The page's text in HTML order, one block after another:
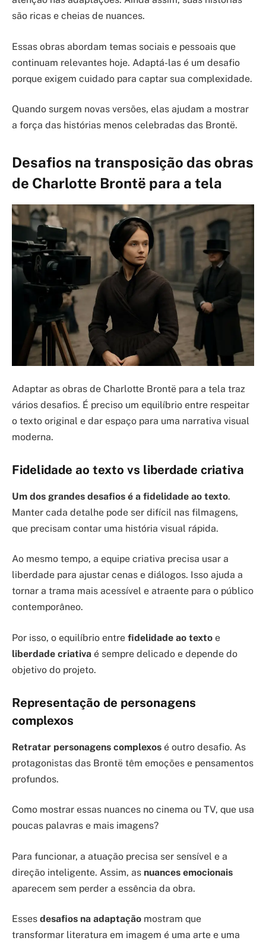
são ricas e cheias de nuances.
Essas obras abordam temas sociais e pessoais que
continuam relevantes hoje. Adaptá-las é um desafio
porque exigem cuidado para captar sua complexidade.
Quando surgem novas versões, elas ajudam a mostrar
a força das histórias menos celebradas das Brontë.
Desafios na transposição das obras
de Charlotte Brontë para a tela
Adaptar as obras de Charlotte Brontë para a tela traz
vários desafios. É preciso um equilíbrio entre respeitar
o texto original e dar espaço para uma narrativa visual
moderna.
Fidelidade ao texto vs liberdade criativa
Um dos grandes desafios é a fidelidade ao texto.
Manter cada detalhe pode ser difícil nas filmagens,
que precisam contar uma história visual rápida.
Ao mesmo tempo, a equipe criativa precisa usar a
liberdade para ajustar cenas e diálogos. Isso ajuda a
tornar a trama mais acessível e atraente para o público
contemporâneo.
Por isso, o equilíbrio entre fidelidade ao texto e
liberdade criativa é sempre delicado e depende do
objetivo do projeto.
Representação de personagens
complexos
Retratar personagens complexos é outro desafio. As
protagonistas das Brontë têm emoções e pensamentos
profundos.
Como mostrar essas nuances no cinema ou TV, que usa
poucas palavras e mais imagens?
Para funcionar, a atuação precisa ser sensível e a
direção inteligente. Assim, as nuances emocionais
aparecem sem perder a essência da obra.
Esses desafios na adaptação mostram que
transformar literatura em imagem é uma arte e uma